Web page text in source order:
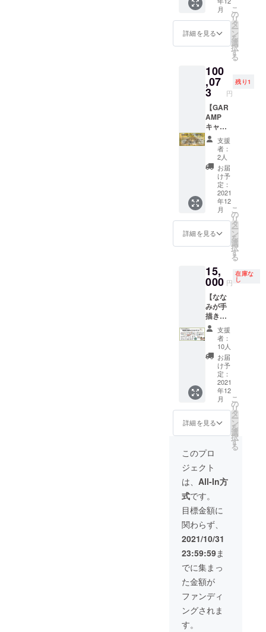
GARA
MP（ガ
ラン
プ）店
舗に
（500-
8178 岐
阜県岐
阜市清
住町1丁
目21 レ
イワビ
ル
4F ）
※交通
費、滞
在費は
申し訳
ありま
せん
が、自
己負担
でよろ
しくお
願いい
す。 ※
どうし
ても日
にちが
合わず
プレ
オープ
ンに参
加でき
なかっ
た方
も、プ
レオー
プン日
期間以
外で
も、ご
来店時
にドリ
ンク
サービ
ス及
び、プ
レオー
プン日
と同じ
商品を
割引価
格で販
売させ
ていた
だきま
す。
（プレ
オープ
ン日期
間に
しいで
MPポー
チのサ
サイズ
（横x
縦：約
175x26
0mm）
なの
で、メ
スティ
ン入れ
にも最
適で
す。
コット
ン生地
です。
※いつか
いただ
いたと
を見せ
てもら
えれ
ば、心
ばかり
ですが
サービ
スさせ
ていた
だきま
す。
（商品
の割引
価格で
の購入
ンクの
提供）
10000
円以上
支援し
てくだ
さる方
がい
らっ
しゃい
ました
ら「上
乗せ支
援」で
調整で
きます
ので、
そちら
からど
うぞよ
めてお
渡しし
今後の
アウト
してく
れたら
泣いて
喜びま
す！ ※
一緒に
話しな
がら作
りあげ
てい
く、軽
いワー
ショッ
プのよ
うなイ
です。
※材料準
予約が
必要で
す。お
ひとり
様まで
同伴可
能で
す。 ※
材料費
込みで
す。ま
た使い
たいフ
ルーツ
など決
いれば
事前に
くださ
い。
で心を
込めて
全力宣
伝させ
ん投稿
内容や
投稿時
間など
希望が
あれば
何でも
おっ
しゃっ
てくだ
さい。
できる
限り対
応いた
しま
す。 ※
ご指定
のお好
回まで
宣伝さ
せてい
ただき
ます。
（ 有効
期限：
クラウ
ドファ
ンディ
ング終
了時か
ら1年以
（2021/
10/31~2
022/10/
31) ） ※
たス
トー
リーズ
は、投
ら1年間
ハイラ
イトに
残させ
ていた
だきま
す！
プや体
験など
でも楽
しいで
です
が、軽
く体を
動かせ
るくら
いの広
いス
ペース
もあり
ます）
出展の
際には
事前に
インス
タグラ
ムで告
知もい
たしま
して盛
り上げ
ます。
もちろ
ん手数
料など
は一切
いただ
きませ
んの
で、支
援額の
みで出
店して
いただ
けま
す。 ※
るのは
の営業
時間内
（金土
日月の
10:00〜
17:00）
のみに
なりま
GARA
MPオー
プンか
ら1ヶ月
後以降
で、ご
相談の
e（現在
約7000
人）で
キャン
プギア
の紹介
撮影・
編集・
投稿し
ます！
※インス
タグラ
ムに比
べてま
だ登録
者数が
少ない
ため、
70000
円のう
20000
円は動
画の広
告費に
使わせ
だきま
す。そ
のた
め、あ
る程度
の再生
数は期
待でき
ると思
われま
す。
キャン
プギア
でなく
でもア
ウトド
ア関連
ら幅広
く対応
いたし
ます。
動画
データ
提供し
ますの
で、
ホーム
ページ
などに
載せた
りと、
二次利
用可能
です。
※紹介さ
月
詳細を見る
こ
の
リ
タ
ー
ン
を
選
択
す
る
100
,07
3 円
残り1
【GAR
AMP
キャン
プ部の
初期メ
ンバー
になれ
るプラ
ン】
★GAR
AMP
キャン
プ部(仮)
の初期
メン
バーに
いただ
きま
す！ 私
たちは
今後ア
ウトド
ア
ショッ
プを続
けてい
く中で
繋がっ
た方々
と、定
期的に
キャン
プイベ
のイベ
ントを
やりた
いと考
えてい
ます！
このプ
ランは
その
GARA
MPキャ
ンプ部
(仮)の初
期メン
バーに
なれる
プラン
です！
支援
者：
2人
お届
け予
定：
2021
年12
月
詳細を見る
こ
の
リ
タ
ー
ン
を
選
択
す
る
15,
000 円
在庫な
し
【なな
みが手
描きイ
ラスト
描きま
す！プ
ラン】
★なな
みの手
描きイ
ラスト
データ
をお送
りしま
す！ 私
たち旅
キャン
のアイ
コンや
YouTub
e動画に
登場す
るよう
な、ゆ
る〜い
雰囲気
の手描
きイラ
スト
データ
をお送
りする
プラン
です。
支援
者：
10人
お届
け予
定：
2021
年12
月
詳細を見る
こ
の
リ
タ
ー
ン
を
選
択
す
る
このプロ
ジェクト
は、 All-In方
式です。
目標金額に
関わらず、
2021/10/31
23:59:59ま
でに集まっ
た金額が
ファンディ
ングされま
す。